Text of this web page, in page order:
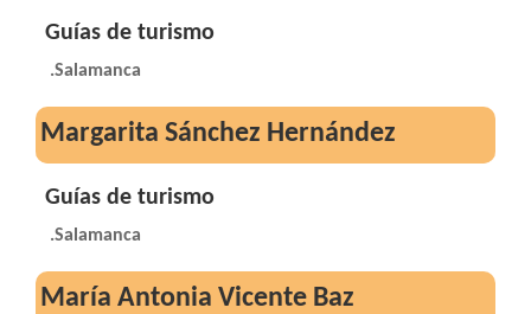
Guías de turismo
.Salamanca
Margarita Sánchez Hernández
Guías de turismo
.Salamanca
María Antonia Vicente Baz